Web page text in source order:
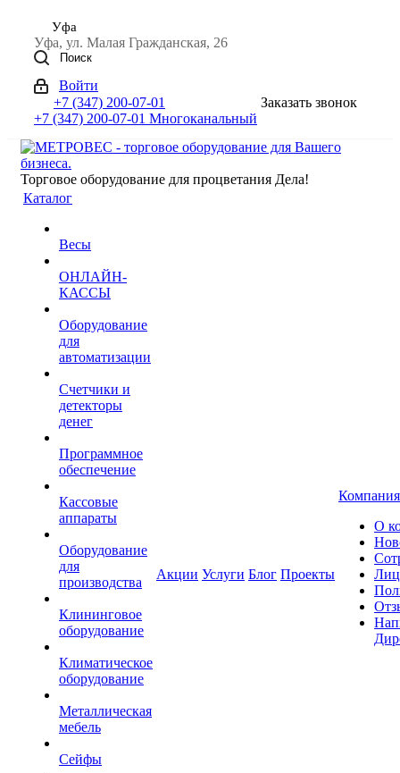
Уфа
Уфа, ул. Малая Гражданская, 26
Поиск
Войти
+7 (347) 200-07-01
+7 (347) 200-07-01 Многоканальный
Заказать звонок
Торговое оборудование для процветания Дела!
Каталог
Весы
ОНЛАЙН-
КАССЫ
Оборудование
для
автоматизации
Счетчики и
детекторы
денег
Программное
обеспечение
Кассовые
аппараты
Оборудование
для
производства
Клининговое
оборудование
Климатическое
оборудование
Металлическая
мебель
Сейфы
Акции Услуги Блог Проекты
Компания
О